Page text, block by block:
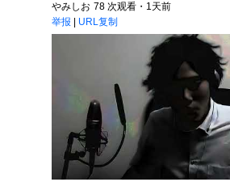
やみしお 78 次观看・1天前
举报
URL复制